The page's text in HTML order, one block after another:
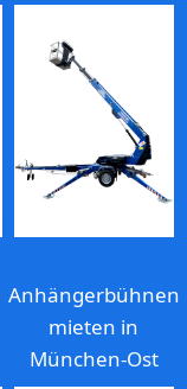
Anhängerbühnen
mieten in
München-Ost